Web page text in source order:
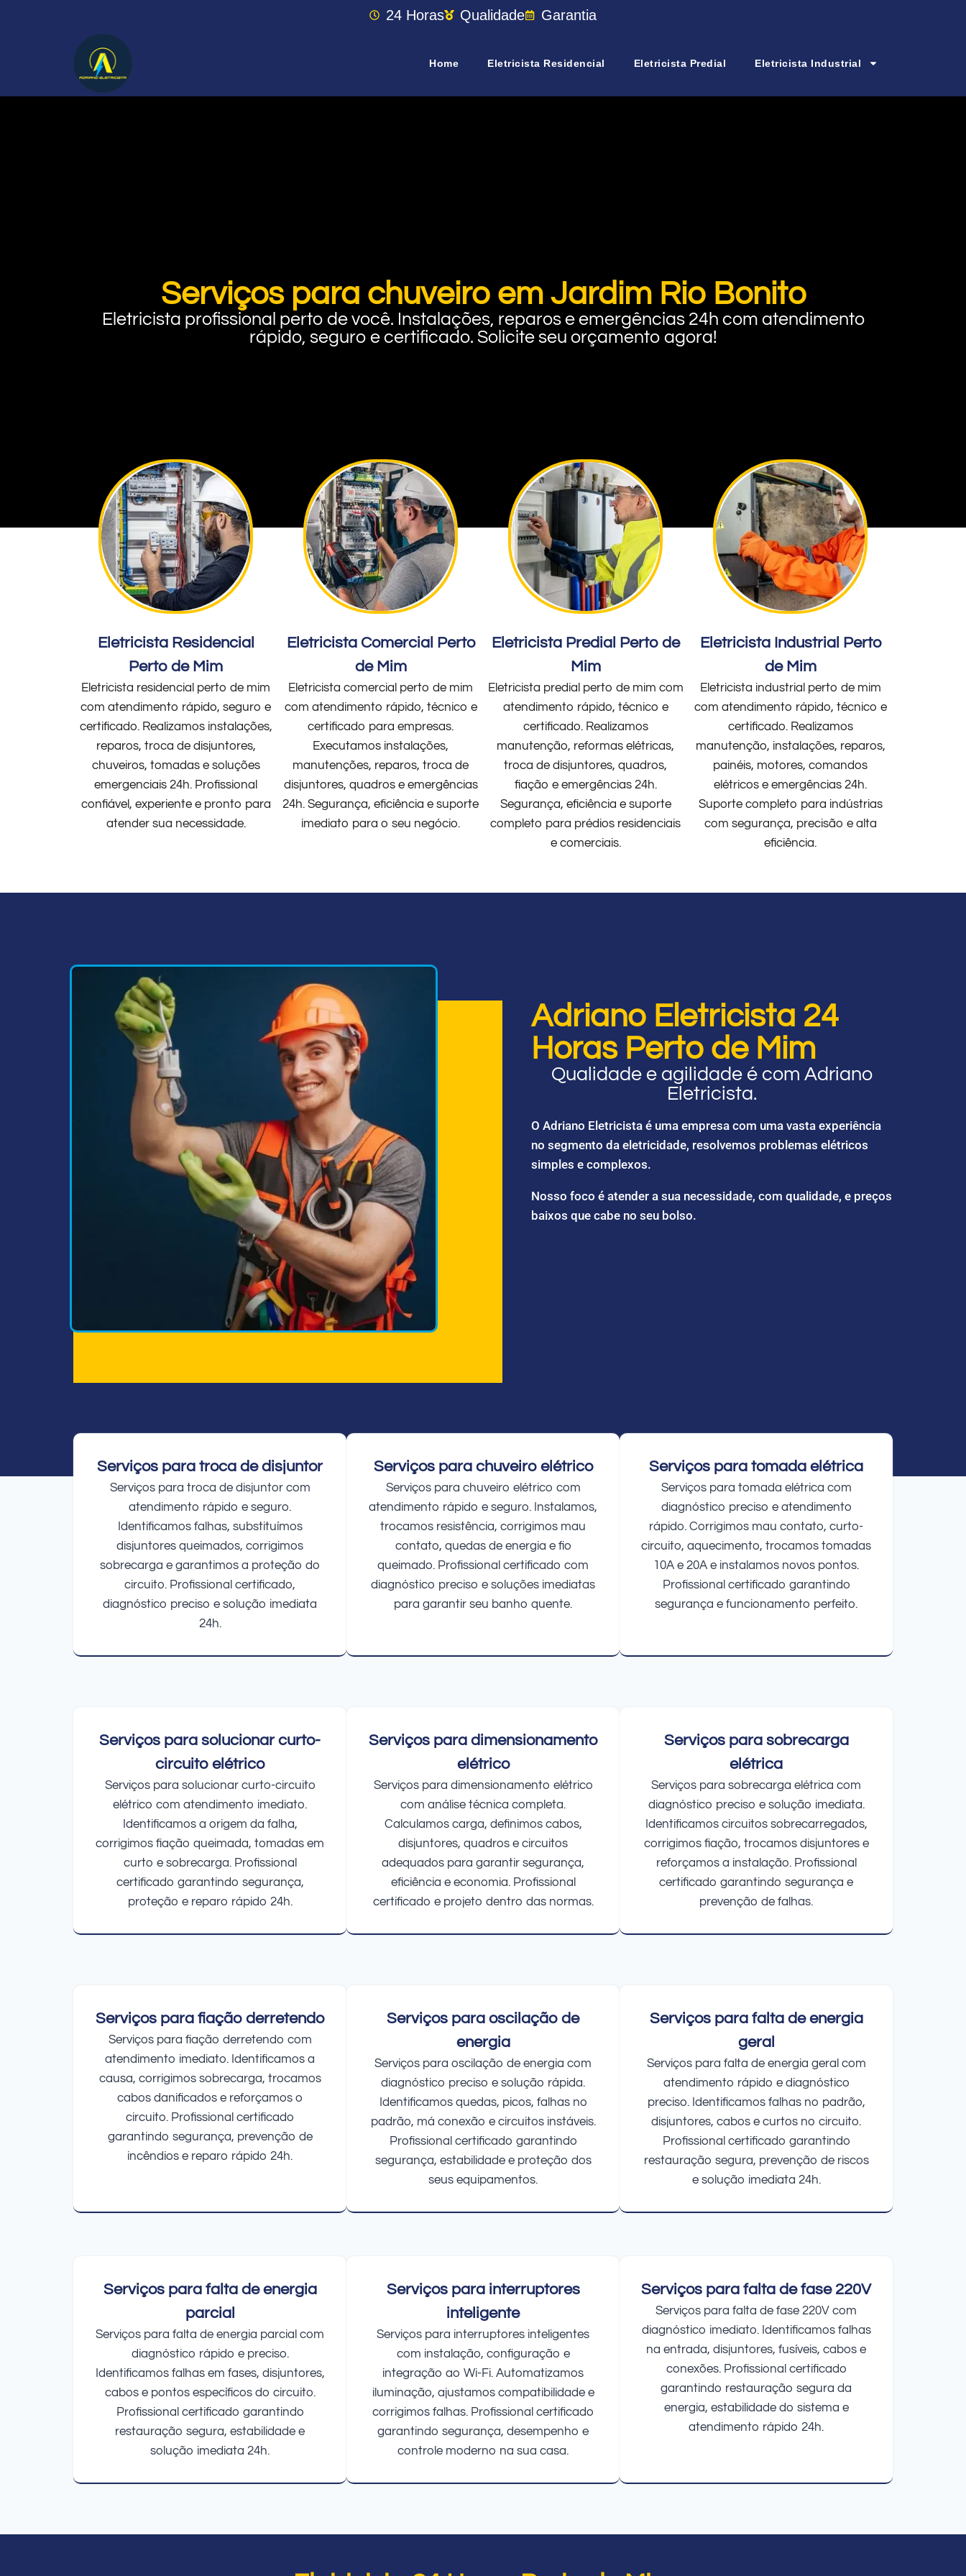
24 Horas Qualidade Garantia
Home Eletricista Residencial Eletricista Predial Eletricista Industrial
Serviços para chuveiro em Jardim Rio Bonito
Eletricista profissional perto de você. Instalações, reparos e emergências 24h com atendimento
rápido, seguro e certificado. Solicite seu orçamento agora!
Eletricista Residencial
Perto de Mim
Eletricista residencial perto de mim
com atendimento rápido, seguro e
certificado. Realizamos instalações,
reparos, troca de disjuntores,
chuveiros, tomadas e soluções
emergenciais 24h. Profissional
confiável, experiente e pronto para
atender sua necessidade.
Eletricista Comercial Perto
de Mim
Eletricista comercial perto de mim
com atendimento rápido, técnico e
certificado para empresas.
Executamos instalações,
manutenções, reparos, troca de
disjuntores, quadros e emergências
24h. Segurança, eficiência e suporte
imediato para o seu negócio.
Eletricista Predial Perto de
Mim
Eletricista predial perto de mim com
atendimento rápido, técnico e
certificado. Realizamos
manutenção, reformas elétricas,
troca de disjuntores, quadros,
fiação e emergências 24h.
Segurança, eficiência e suporte
completo para prédios residenciais
e comerciais.
Eletricista Industrial Perto
de Mim
Eletricista industrial perto de mim
com atendimento rápido, técnico e
certificado. Realizamos
manutenção, instalações, reparos,
painéis, motores, comandos
elétricos e emergências 24h.
Suporte completo para indústrias
com segurança, precisão e alta
eficiência.
Adriano Eletricista 24
Horas Perto de Mim
Qualidade e agilidade é com Adriano
Eletricista.
O Adriano Eletricista é uma empresa com uma vasta experiência
no segmento da eletricidade, resolvemos problemas elétricos
simples e complexos.
Nosso foco é atender a sua necessidade, com qualidade, e preços
baixos que cabe no seu bolso.
Serviços para troca de disjuntor
Serviços para troca de disjuntor com
atendimento rápido e seguro.
Identificamos falhas, substituímos
disjuntores queimados, corrigimos
sobrecarga e garantimos a proteção do
circuito. Profissional certificado,
diagnóstico preciso e solução imediata
24h.
Serviços para chuveiro elétrico
Serviços para chuveiro elétrico com
atendimento rápido e seguro. Instalamos,
trocamos resistência, corrigimos mau
contato, quedas de energia e fio
queimado. Profissional certificado com
diagnóstico preciso e soluções imediatas
para garantir seu banho quente.
Serviços para tomada elétrica
Serviços para tomada elétrica com
diagnóstico preciso e atendimento
rápido. Corrigimos mau contato, curto-
circuito, aquecimento, trocamos tomadas
10A e 20A e instalamos novos pontos.
Profissional certificado garantindo
segurança e funcionamento perfeito.
Serviços para solucionar curto-
circuito elétrico
Serviços para solucionar curto-circuito
elétrico com atendimento imediato.
Identificamos a origem da falha,
corrigimos fiação queimada, tomadas em
curto e sobrecarga. Profissional
certificado garantindo segurança,
proteção e reparo rápido 24h.
Serviços para dimensionamento
elétrico
Serviços para dimensionamento elétrico
com análise técnica completa.
Calculamos carga, definimos cabos,
disjuntores, quadros e circuitos
adequados para garantir segurança,
eficiência e economia. Profissional
certificado e projeto dentro das normas.
Serviços para sobrecarga
elétrica
Serviços para sobrecarga elétrica com
diagnóstico preciso e solução imediata.
Identificamos circuitos sobrecarregados,
corrigimos fiação, trocamos disjuntores e
reforçamos a instalação. Profissional
certificado garantindo segurança e
prevenção de falhas.
Serviços para fiação derretendo
Serviços para fiação derretendo com
atendimento imediato. Identificamos a
causa, corrigimos sobrecarga, trocamos
cabos danificados e reforçamos o
circuito. Profissional certificado
garantindo segurança, prevenção de
incêndios e reparo rápido 24h.
Serviços para oscilação de
energia
Serviços para oscilação de energia com
diagnóstico preciso e solução rápida.
Identificamos quedas, picos, falhas no
padrão, má conexão e circuitos instáveis.
Profissional certificado garantindo
segurança, estabilidade e proteção dos
seus equipamentos.
Serviços para falta de energia
geral
Serviços para falta de energia geral com
atendimento rápido e diagnóstico
preciso. Identificamos falhas no padrão,
disjuntores, cabos e curtos no circuito.
Profissional certificado garantindo
restauração segura, prevenção de riscos
e solução imediata 24h.
Serviços para falta de energia
parcial
Serviços para falta de energia parcial com
diagnóstico rápido e preciso.
Identificamos falhas em fases, disjuntores,
cabos e pontos específicos do circuito.
Profissional certificado garantindo
restauração segura, estabilidade e
solução imediata 24h.
Serviços para interruptores
inteligente
Serviços para interruptores inteligentes
com instalação, configuração e
integração ao Wi-Fi. Automatizamos
iluminação, ajustamos compatibilidade e
corrigimos falhas. Profissional certificado
garantindo segurança, desempenho e
controle moderno na sua casa.
Serviços para falta de fase 220V
Serviços para falta de fase 220V com
diagnóstico imediato. Identificamos falhas
na entrada, disjuntores, fusíveis, cabos e
conexões. Profissional certificado
garantindo restauração segura da
energia, estabilidade do sistema e
atendimento rápido 24h.